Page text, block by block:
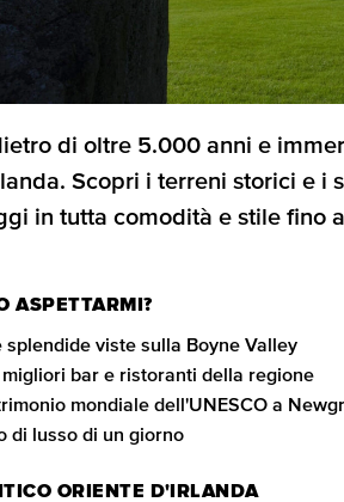
di oltre 5.000 anni e
Scopri i terreni storici e i
in tutta comodità e stile fino
ASPETTARMI?
splendide viste sulla Boyne Valley
migliori bar e ristoranti della regione
mondiale dell'UNESCO a
di lusso di un giorno
ORIENTE D'IRLANDA